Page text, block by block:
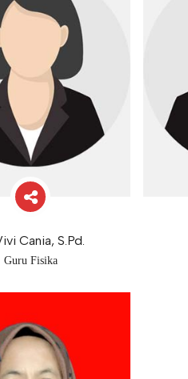
Cania, S.Pd.
Guru Fisika